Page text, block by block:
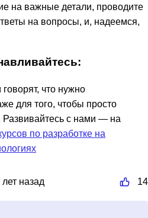
на важные детали, проводите
на вопросы, и, надеемся,
что нужно
для того, чтобы просто
Развивайтесь с нами — на
по разработке на
лет назад 14